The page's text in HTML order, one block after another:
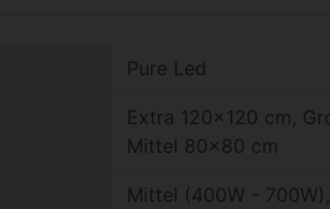
Pure Led
Extra 120x120 cm,
Mittel 80x80 cm
Mittel (400W -